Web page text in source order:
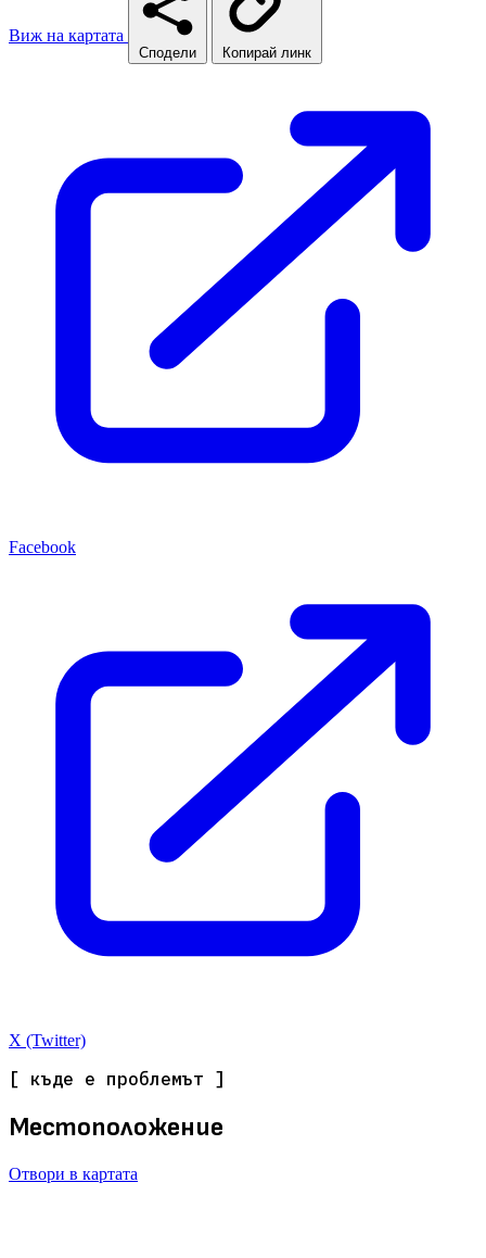
Виж на картата
Сподели Копирай линк
Facebook
X (Twitter)
[ къде е проблемът ]
Местоположение
Отвори в картата